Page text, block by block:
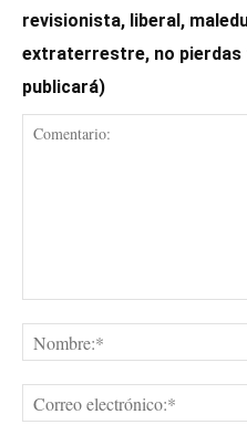
revisionista, liberal,
extraterrestre, no pierdas
publicará)